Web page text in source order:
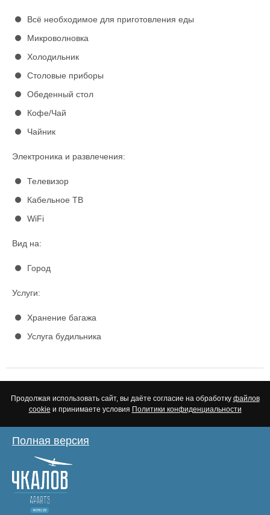
Всё необходимое для приготовления еды
Микроволновка
Холодильник
Столовые приборы
Обеденный стол
Кофе/Чай
Чайник
Электроника и развлечения:
Телевизор
Кабельное ТВ
WiFi
Вид на:
Город
Услуги:
Хранение багажа
Услуга будильника
Продолжая использовать сайт, вы даёте согласие на обработку файлов
cookie и принимаете условия Политики конфиденциальности
Полная версия